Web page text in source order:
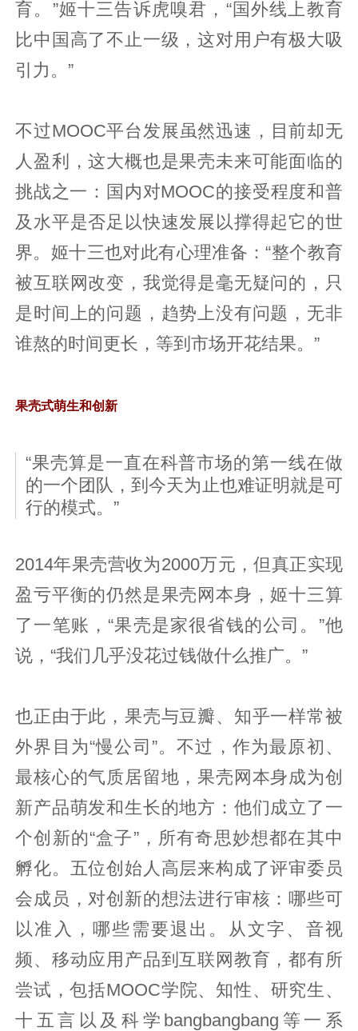
育。”姬十三告诉虎嗅君，“国外线上教育
比中国高了不止一级，这对用户有极大吸
引力。”
不过MOOC平台发展虽然迅速，目前却无
人盈利，这大概也是果壳未来可能面临的
挑战之一：国内对MOOC的接受程度和普
及水平是否足以快速发展以撑得起它的世
界。姬十三也对此有心理准备：“整个教育
被互联网改变，我觉得是毫无疑问的，只
是时间上的问题，趋势上没有问题，无非
谁熬的时间更长，等到市场开花结果。”
果壳式萌生和创新
“果壳算是一直在科普市场的第一线在做
的一个团队，到今天为止也难证明就是可
行的模式。”
2014年果壳营收为2000万元，但真正实现
盈亏平衡的仍然是果壳网本身，姬十三算
了一笔账，“果壳是家很省钱的公司。”他
说，“我们几乎没花过钱做什么推广。”
也正由于此，果壳与豆瓣、知乎一样常被
外界目为“慢公司”。不过，作为最原初、
最核心的气质居留地，果壳网本身成为创
新产品萌发和生长的地方：他们成立了一
个创新的“盒子”，所有奇思妙想都在其中
孵化。五位创始人高层来构成了评审委员
会成员，对创新的想法进行审核：哪些可
以准入，哪些需要退出。从文字、音视
频、移动应用产品到互联网教育，都有所
尝试，包括MOOC学院、知性、研究生、
十五言以及科学bangbangbang等一系